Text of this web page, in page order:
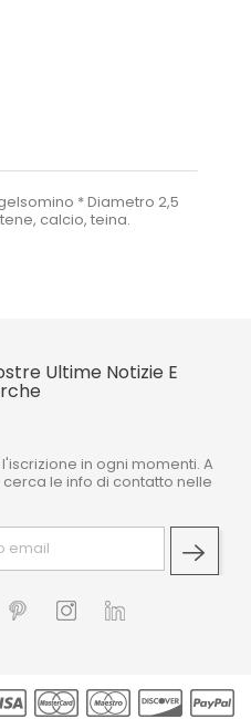
* Diametro 2,5
calcio, teina.
Ultime Notizie E
in ogni momenti. A
le info di contatto nelle